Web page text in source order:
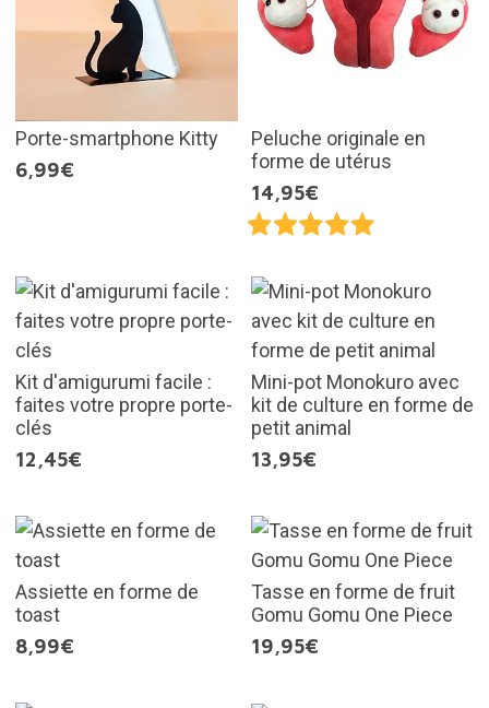
Porte-smartphone Kitty
6,99€
Peluche originale en
forme de utérus
14,95€
Kit d'amigurumi facile :
faites votre propre porte-
clés
12,45€
Mini-pot Monokuro avec
kit de culture en forme de
petit animal
13,95€
Assiette en forme de
toast
8,99€
Tasse en forme de fruit
Gomu Gomu One Piece
19,95€